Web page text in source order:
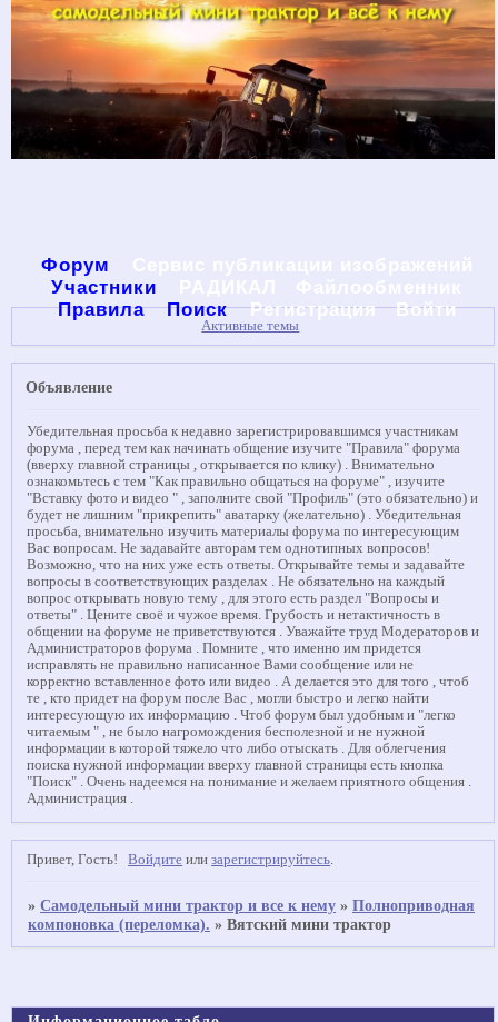
Форум
Участники
Правила
Поиск Регистрация Войти
Активные темы
Объявление
Убедительная просьба к недавно зарегистрировавшимся участникам
форума , перед тем как начинать общение изучите "Правила" форума
(вверху главной страницы , открывается по клику) . Внимательно
ознакомьтесь с тем "Как правильно общаться на форуме" , изучите
"Вставку фото и видео " , заполните свой "Профиль" (это обязательно) и
будет не лишним "прикрепить" аватарку (желательно) . Убедительная
просьба, внимательно изучить материалы форума по интересующим
Вас вопросам. Не задавайте авторам тем однотипных вопросов!
Возможно, что на них уже есть ответы. Открывайте темы и задавайте
вопросы в соответствующих разделах . Не обязательно на каждый
вопрос открывать новую тему , для этого есть раздел "Вопросы и
ответы" . Цените своё и чужое время. Грубость и нетактичность в
общении на форуме не приветствуются . Уважайте труд Модераторов и
Администраторов форума . Помните , что именно им придется
исправлять не правильно написанное Вами сообщение или не
корректно вставленное фото или видео . А делается это для того , чтоб
те , кто придет на форум после Вас , могли быстро и легко найти
интересующую их информацию . Чтоб форум был удобным и "легко
читаемым " , не было нагромождения бесполезной и не нужной
информации в которой тяжело что либо отыскать . Для облегчения
поиска нужной информации вверху главной страницы есть кнопка
"Поиск" . Очень надеемся на понимание и желаем приятного общения .
Администрация .
Привет, Гость! Войдите илизарегистрируйтесь.
»Самодельный мини трактор и все к нему »Полноприводная
компоновка (переломка). »Вятский мини трактор